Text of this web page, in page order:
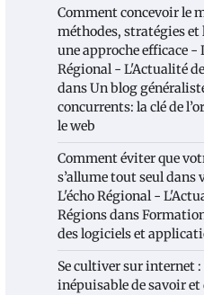
Comment concevoir le
méthodes, stratégies et
une approche efficace -
Régional - L'Actualité
dansUn blog
concurrents: la clé de
le web
Comment éviter que
s’allume tout seul dans
L'écho Régional -
Régionsdans
des logiciels et
Se cultiver sur internet :
inépuisable de savoir et